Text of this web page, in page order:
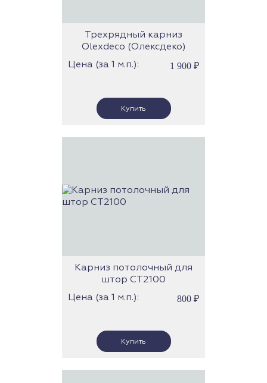
Трехрядный карниз
Olexdeco (Олексдеко)
(роликовые бегунки) (Трек
33)
Цена (за 1 м.п.): 1 900 ₽
Карниз потолочный для
штор СТ2100
Цена (за 1 м.п.):
800 ₽